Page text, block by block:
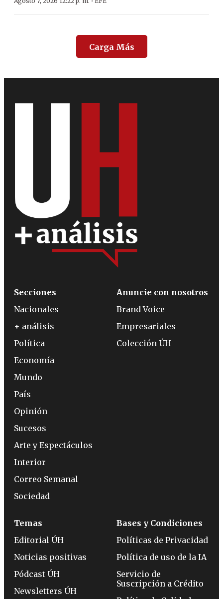
Carga Más
Secciones
Nacionales
+ análisis
Política
Economía
Mundo
País
Opinión
Sucesos
Arte y Espectáculos
Interior
Correo Semanal
Sociedad
Anuncie con nosotros
Brand Voice
Empresariales
Colección ÚH
Temas
Editorial ÚH
Noticias positivas
Pódcast ÚH
Newsletters ÚH
Bases y Condiciones
Políticas de Privacidad
Política de uso de la IA
Servicio de
Suscripción a Crédito